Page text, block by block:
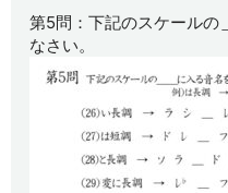
第5問：下記のスケールの
なさい。